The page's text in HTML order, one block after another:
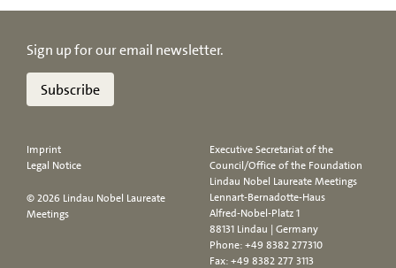
Sign up for our email newsletter.
Subscribe
Imprint
Legal Notice
© 2026 Lindau Nobel Laureate
Meetings
Executive Secretariat of the
Council/Office of the Foundation
Lindau Nobel Laureate Meetings
Lennart-Bernadotte-Haus
Alfred-Nobel-Platz 1
88131 Lindau | Germany
Phone:+49 8382 277310
Fax: +49 8382 277 3113